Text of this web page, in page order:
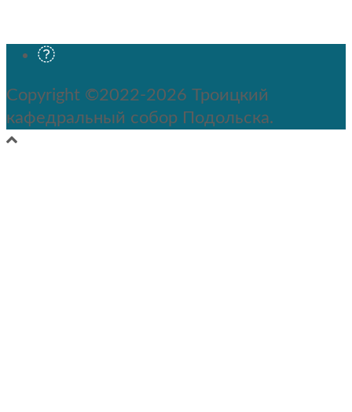
Copyright ©2022-2026 Троицкий
кафедральный собор Подольска.